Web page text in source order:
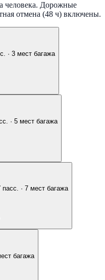
человека. Дорожные
отмена (48 ч) включены.
· 3 мест багажа
· 5 мест багажа
пасс. · 7 мест багажа
багажа